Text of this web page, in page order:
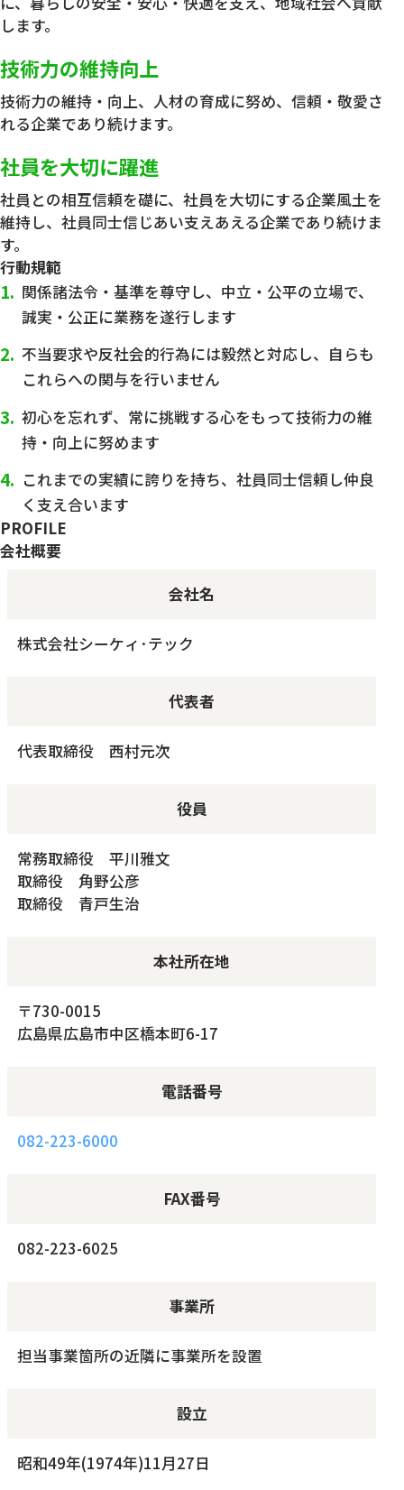
します。
技術力の維持向上
技術力の維持・向上、人材の育成に努め、信頼・敬愛さ
れる企業であり続けます。
社員を大切に躍進
社員との相互信頼を礎に、社員を大切にする企業風土を
維持し、社員同士信じあい支えあえる企業であり続けま
す。
行動規範
関係諸法令・基準を尊守し、中立・公平の立場で、
誠実・公正に業務を遂行します
不当要求や反社会的行為には毅然と対応し、自らも
これらへの関与を行いません
初心を忘れず、常に挑戦する心をもって技術力の維
持・向上に努めます
これまでの実績に誇りを持ち、社員同士信頼し仲良
く支え合います
PROFILE
会社概要
会社名
株式会社シーケィ·テック
代表者
代表取締役 西村元次
役員
常務取締役 平川雅文
取締役 角野公彦
取締役 青戸生治
本社所在地
〒730-0015
広島県広島市中区橋本町6-17
電話番号
082-223-6000
FAX番号
082-223-6025
事業所
担当事業箇所の近隣に事業所を設置
設立
昭和49年(1974年)11月27日